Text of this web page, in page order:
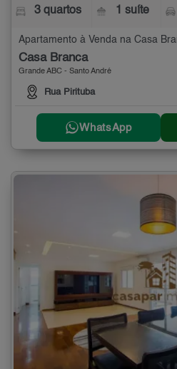
3 quartos 1 suíte
Apartamento à Venda na Casa
Casa Branca
Grande ABC - Santo André
Rua Pirituba
WhatsApp